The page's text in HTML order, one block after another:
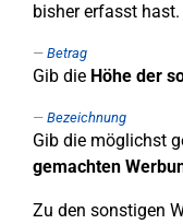
bisher erfasst hast.
Betrag
Gib die Höhe der
Bezeichnung
Gib die möglichst
gemachten
Zu den sonstigen